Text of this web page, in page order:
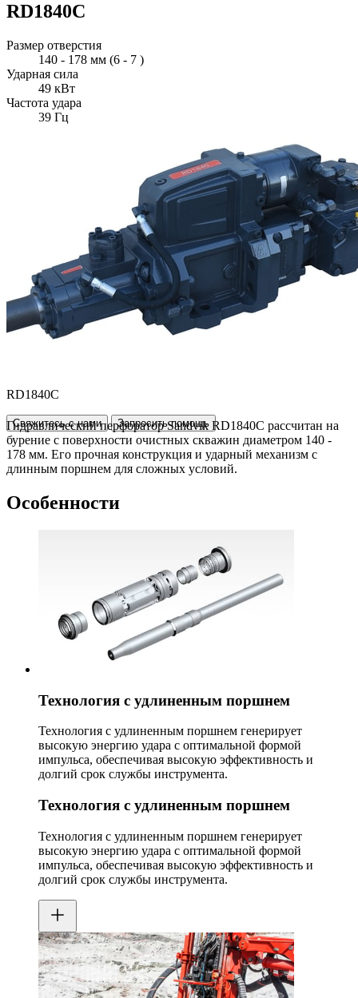
RD1840C
Размер отверстия
140 - 178 мм (6 - 7 )
Ударная сила
49 кВт
Частота удара
39 Гц
RD1840C
Свяжитесь с нами Запросить помощь
Гидравлический перфоратор Sandvik RD1840C рассчитан на
бурение с поверхности очистных скважин диаметром 140 -
178 мм. Его прочная конструкция и ударный механизм с
длинным поршнем для сложных условий.
Особенности
Технология с удлиненным поршнем
Технология с удлиненным поршнем генерирует
высокую энергию удара с оптимальной формой
импульса, обеспечивая высокую эффективность и
долгий срок службы инструмента.
Технология с удлиненным поршнем
Технология с удлиненным поршнем генерирует
высокую энергию удара с оптимальной формой
импульса, обеспечивая высокую эффективность и
долгий срок службы инструмента.